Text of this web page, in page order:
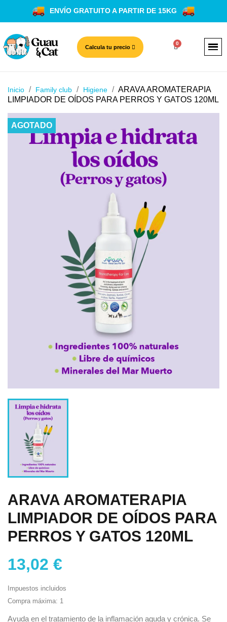
ENVÍO GRATUITO A PARTIR DE 15KG
Calcula tu precio
Inicio Family club Higiene
ARAVA AROMATERAPIA
LIMPIADOR DE OÍDOS PARA PERROS Y GATOS 120ML
AGOTADO
ARAVA AROMATERAPIA
LIMPIADOR DE OÍDOS PARA
PERROS Y GATOS 120ML
13,02 €
Impuestos incluidos
Compra máxima: 1
Ayuda en el tratamiento de la inflamación aguda y crónica. Se